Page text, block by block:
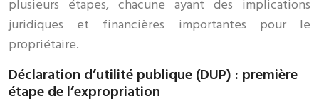
plusieurs étapes, chacune ayant des implications
juridiques et financières importantes pour le
propriétaire.
Déclaration d’utilité publique (DUP) : première
étape de l’expropriation